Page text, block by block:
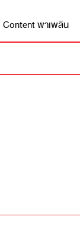
Content พาเพลิน